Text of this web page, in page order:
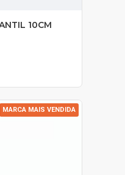
10CM
MARCA MAIS VENDIDA